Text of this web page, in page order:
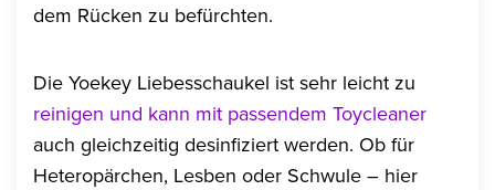
dem Rücken zu befürchten.
Die Yoekey Liebesschaukel ist sehr leicht zu
reinigen und kann mit passendem Toycleaner
auch gleichzeitig desinfiziert werden. Ob für
Heteropärchen, Lesben oder Schwule – hier